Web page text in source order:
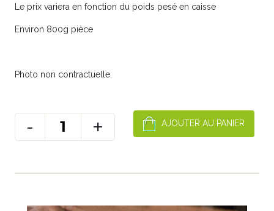
Le prix variera en fonction du poids pesé en caisse
Environ 800g pièce
Photo non contractuelle.
- + AJOUTER AU PANIER